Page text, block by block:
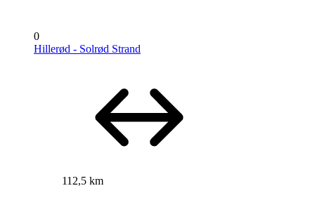
0
Hillerød - Solrød Strand
112,5 km